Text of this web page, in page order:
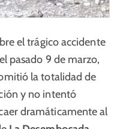
el trágico accidente
pasado 9 de marzo,
la totalidad de
y no intentó
dramáticamente al